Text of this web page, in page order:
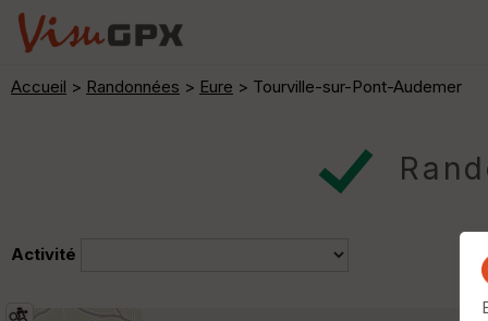
Accueil > Randonnées > Eure > Tourville-sur-Pont-Audemer
Activité